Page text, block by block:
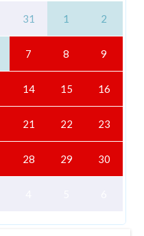
31 1 2
7 8 9
14 15 16
21 22 23
28 29 30